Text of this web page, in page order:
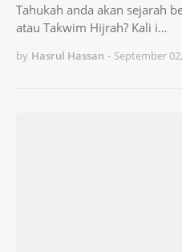
Tahukah anda akan sejarah
atau Takwim Hijrah? Kali i…
by Hasrul Hassan - September